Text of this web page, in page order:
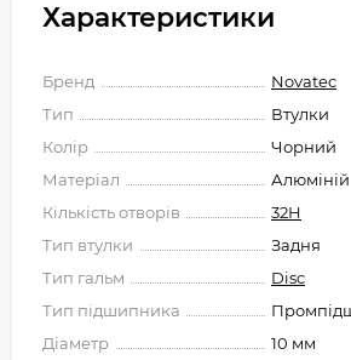
Характеристики
Бренд
Novatec
Тип
Втулки
Колір
Чорний
Матеріал
Алюміній
Кількість отворів
32H
Тип втулки
Задня
Тип гальм
Disc
Тип підшипника
Діаметр
10 мм